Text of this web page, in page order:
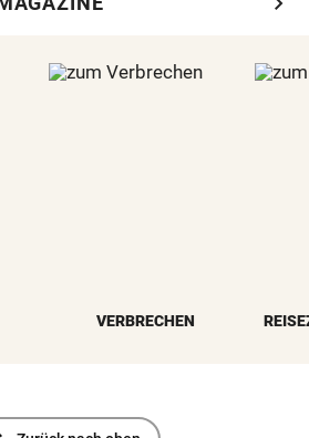
VERBRECHEN